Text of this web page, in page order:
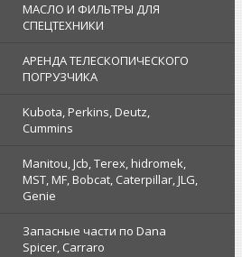
МАСЛО И ФИЛЬТРЫ ДЛЯ
СПЕЦТЕХНИКИ
АРЕНДА ТЕЛЕСКОПИЧЕСКОГО
ПОГРУЗЧИКА
Kubota, Perkins, Deutz,
Cummins
Manitou, Jcb, Terex, hidromek,
MST, MF, Bobcat, Caterpillar, JLG,
Genie
Запасные части по Dana
Spicer, Carraro